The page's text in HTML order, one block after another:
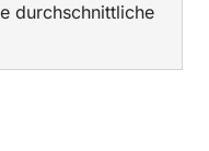
durchschnittliche